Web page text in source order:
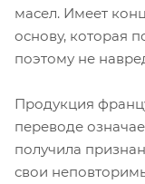
масел. Имеет
основу, которая
поэтому не
Продукция
переводе
получила
свои